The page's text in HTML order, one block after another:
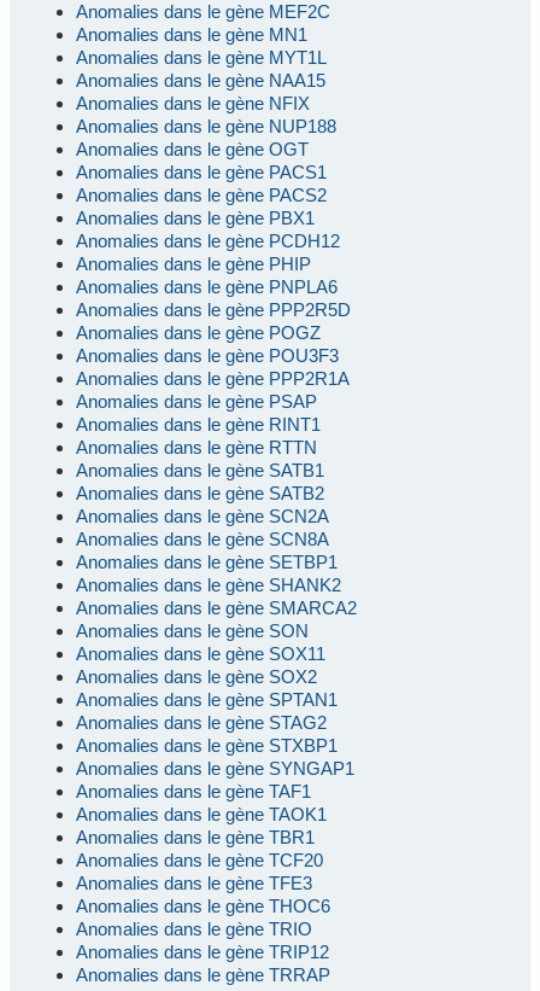
Anomalies dans le gène MEF2C
Anomalies dans le gène MN1
Anomalies dans le gène MYT1L
Anomalies dans le gène NAA15
Anomalies dans le gène NFIX
Anomalies dans le gène NUP188
Anomalies dans le gène OGT
Anomalies dans le gène PACS1
Anomalies dans le gène PACS2
Anomalies dans le gène PBX1
Anomalies dans le gène PCDH12
Anomalies dans le gène PHIP
Anomalies dans le gène PNPLA6
Anomalies dans le gène PPP2R5D
Anomalies dans le gène POGZ
Anomalies dans le gène POU3F3
Anomalies dans le gène PPP2R1A
Anomalies dans le gène PSAP
Anomalies dans le gène RINT1
Anomalies dans le gène RTTN
Anomalies dans le gène SATB1
Anomalies dans le gène SATB2
Anomalies dans le gène SCN2A
Anomalies dans le gène SCN8A
Anomalies dans le gène SETBP1
Anomalies dans le gène SHANK2
Anomalies dans le gène SMARCA2
Anomalies dans le gène SON
Anomalies dans le gène SOX11
Anomalies dans le gène SOX2
Anomalies dans le gène SPTAN1
Anomalies dans le gène STAG2
Anomalies dans le gène STXBP1
Anomalies dans le gène SYNGAP1
Anomalies dans le gène TAF1
Anomalies dans le gène TAOK1
Anomalies dans le gène TBR1
Anomalies dans le gène TCF20
Anomalies dans le gène TFE3
Anomalies dans le gène THOC6
Anomalies dans le gène TRIO
Anomalies dans le gène TRIP12
Anomalies dans le gène TRRAP